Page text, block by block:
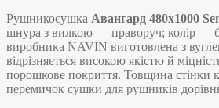
Рушникосушка Авангард 480х1000
шнура з вилкою — праворуч; колір —
виробника NAVIN виготовлена з
відрізняється високою якістю й
порошкове покриття. Товщина стінки
перемичок сушки для рушників